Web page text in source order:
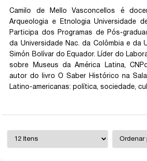
Camilo de Mello Vasconcellos é
Arqueologia e Etnologia Universidade
Participa dos Programas de Pós-
da Universidade Nac. da Colômbia e da
Simón Bolívar do Equador. Líder do
sobre Museus da América Latina,
autor do livro O Saber Histórico na
Latino-americanas: política, sociedade,